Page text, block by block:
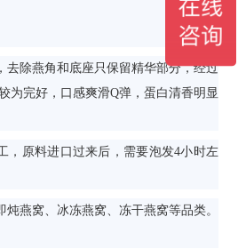
除燕角和底座只保留精华部分，经过
为完好，口感爽滑Q弹，蛋白清香明显
原料进口过来后，需要泡发4小时左
燕窝、冰冻燕窝、冻干燕窝等品类。